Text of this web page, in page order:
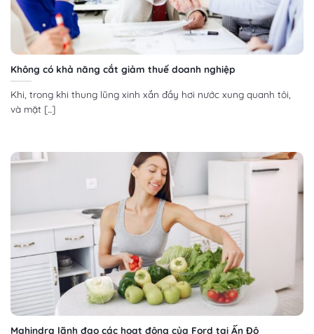
Không có khả năng cắt giảm thuế doanh nghiệp
Khi, trong khi thung lũng xinh xắn đầy hơi nước xung quanh tôi,
và mặt [...]
Mahindra lãnh đạo các hoạt động của Ford tại Ấn Độ